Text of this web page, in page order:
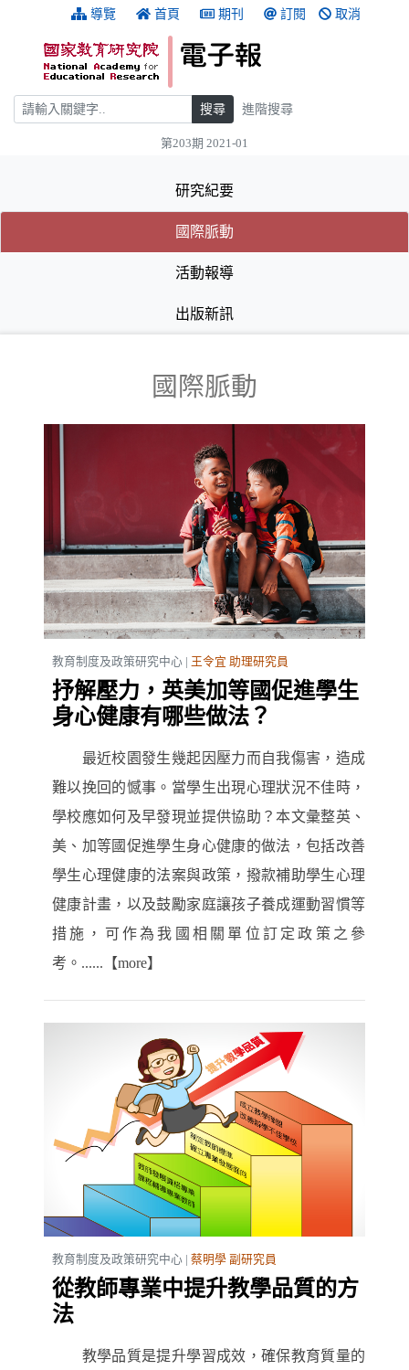
跳到主要內容 導覽 首頁 期刊 訂閱 取消
搜尋 搜尋 進階搜尋
第203期 2021-01
研究紀要
國際脈動
活動報導
出版新訊
國際脈動
教育制度及政策研究中心 | 王令宜 助理研究員
抒解壓力，英美加等國促進學生
身心健康有哪些做法？
最近校園發生幾起因壓力而自我傷害，造成
難以挽回的憾事。當學生出現心理狀況不佳時，
學校應如何及早發現並提供協助？本文彙整英、
美、加等國促進學生身心健康的做法，包括改善
學生心理健康的法案與政策，撥款補助學生心理
健康計畫，以及鼓勵家庭讓孩子養成運動習慣等
措施，可作為我國相關單位訂定政策之參
考。......【more】
教育制度及政策研究中心 | 蔡明學 副研究員
從教師專業中提升教學品質的方
法
教學品質是提升學習成效，確保教育質量的